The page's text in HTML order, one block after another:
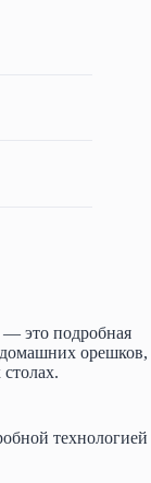
это подробная
орешков,
технологией